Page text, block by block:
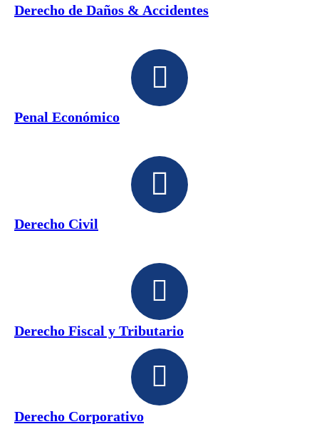
Derecho de Daños & Accidentes
Penal Económico
Derecho Civil
Derecho Fiscal y Tributario
Derecho Corporativo